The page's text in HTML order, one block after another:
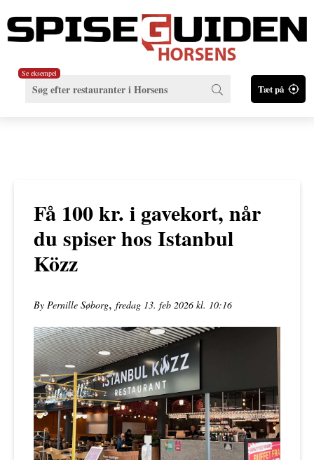
Se eksempel
Tæt på
Få 100 kr. i gavekort, når
du spiser hos Istanbul
Közz
By Pernille Søborg, fredag 13. feb 2026 kl. 10:16